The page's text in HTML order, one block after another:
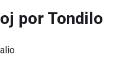
por Tondilo